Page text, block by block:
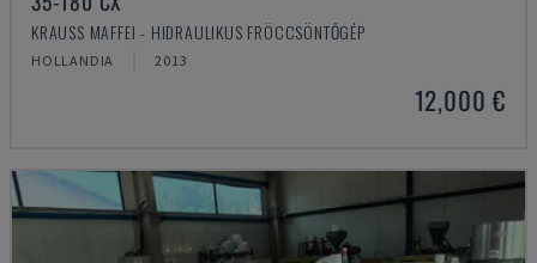
KRAUSS MAFFEI - HIDRAULIKUS FRÖCCSÖNTŐGÉP
HOLLANDIA 2013
12,000 €